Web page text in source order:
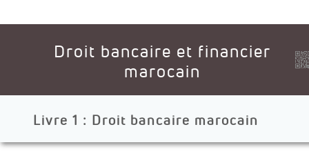
Droit bancaire et financier
marocain
Livre 1 : Droit bancaire marocain